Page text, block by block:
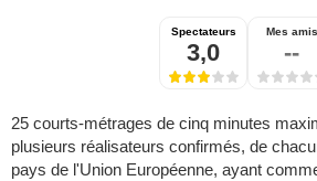
Spectateurs
3,0
Mes amis
--
25 courts-métrages de cinq minutes
plusieurs réalisateurs confirmés, de
pays de l'Union Européenne, ayant